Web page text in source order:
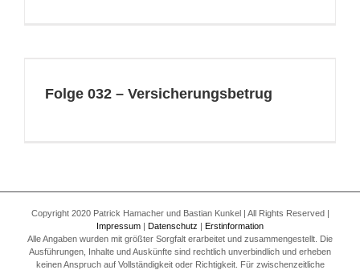
Folge 032 – Versicherungsbetrug
Copyright 2020 Patrick Hamacher und Bastian Kunkel | All Rights Reserved |
Impressum | Datenschutz | Erstinformation
Alle Angaben wurden mit größter Sorgfalt erarbeitet und zusammengestellt. Die
Ausführungen, Inhalte und Auskünfte sind rechtlich unverbindlich und erheben
keinen Anspruch auf Vollständigkeit oder Richtigkeit. Für zwischenzeitliche